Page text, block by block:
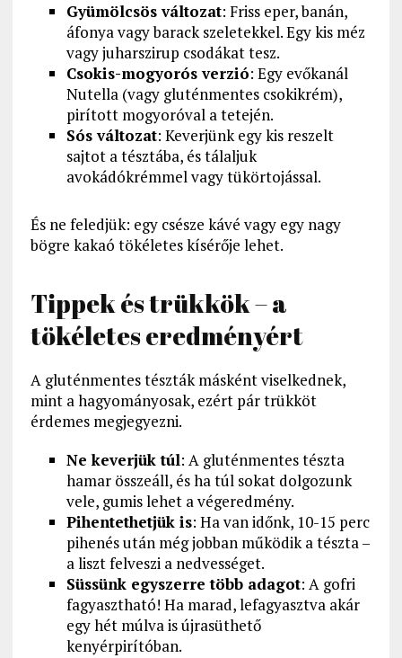
Gyümölcsös változat: Friss eper, banán,
áfonya vagy barack szeletekkel. Egy kis méz
vagy juharszirup csodákat tesz.
Csokis-mogyorós verzió: Egy evőkanál
Nutella (vagy gluténmentes csokikrém),
pirított mogyoróval a tetején.
Sós változat: Keverjünk egy kis reszelt
sajtot a tésztába, és tálaljuk
avokádókrémmel vagy tükörtojással.
És ne feledjük: egy csésze kávé vagy egy nagy
bögre kakaó tökéletes kísérője lehet.
Tippek és trükkök – a
tökéletes eredményért
A gluténmentes tészták másként viselkednek,
mint a hagyományosak, ezért pár trükköt
érdemes megjegyezni.
Ne keverjük túl: A gluténmentes tészta
hamar összeáll, és ha túl sokat dolgozunk
vele, gumis lehet a végeredmény.
Pihentethetjük is: Ha van időnk, 10-15 perc
pihenés után még jobban működik a tészta –
a liszt felveszi a nedvességet.
Süssünk egyszerre több adagot: A gofri
fagyasztható! Ha marad, lefagyasztva akár
egy hét múlva is újrasüthető
kenyérpirítóban.